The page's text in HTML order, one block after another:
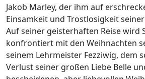
Jakob Marley, der ihm auf
Einsamkeit und Trostlosigkeit
Auf seiner geisterhaften Reise wird
konfrontiert mit den Weihnachten
seinem Lehrmeister Fezziwig, dem
Verlust seiner großen Liebe Belle